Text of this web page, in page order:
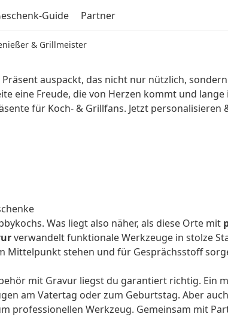
Guide Partner
& Grillmeister
auspackt, das nicht nur nützlich,
eine Freude, die von Herzen kommt und
für Koch- & Grillfans. Jetzt personalisieren
Was liegt also näher, als diese Orte mit
verwandelt funktionale Werkzeuge in stolze
Mittelpunkt stehen und für Gesprächsstoff
mit Gravur liegst du garantiert richtig. Ein
am Vatertag oder zum Geburtstag. Aber
professionellen Werkzeug. Gemeinsam mit